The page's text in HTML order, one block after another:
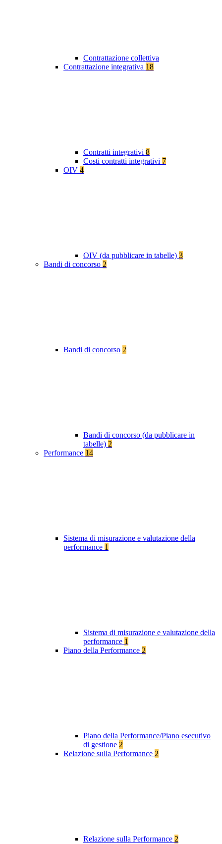
Contrattazione collettiva
Contrattazione integrativa 18
Contratti integrativi 8
Costi contratti integrativi 7
OIV 4
OIV (da pubblicare in tabelle) 3
Bandi di concorso 2
Bandi di concorso 2
Bandi di concorso (da pubblicare in
tabelle) 2
Performance 14
Sistema di misurazione e valutazione della
performance 1
Sistema di misurazione e valutazione della
performance 1
Piano della Performance 2
Piano della Performance/Piano esecutivo
di gestione 2
Relazione sulla Performance 2
Relazione sulla Performance 2